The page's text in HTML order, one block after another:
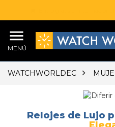
MENÚ
WATCHWORLDEC
Relojes de Lujo